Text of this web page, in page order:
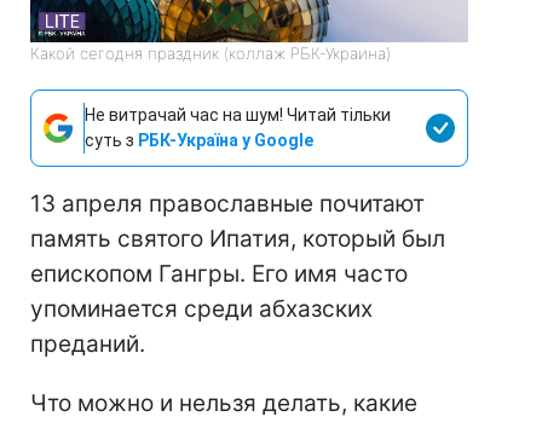
Какой сегодня праздник (коллаж РБК-Украина)
Не витрачай час на шум! Читай тільки
суть з РБК-Україна у Google
13 апреля православные почитают
память святого Ипатия, который был
епископом Гангры. Его имя часто
упоминается среди абхазских
преданий.
Что можно и нельзя делать, какие